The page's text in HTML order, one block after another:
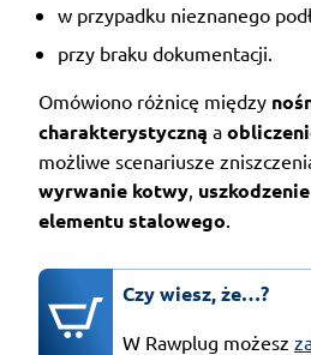
w przypadku nieznanego
przy braku dokumentacji.
Omówiono różnicę między
charakterystyczną a
możliwe scenariusze
wyrwanie kotwy
elementu stalowego
Czy wiesz, że…?
W Rawplug możesz